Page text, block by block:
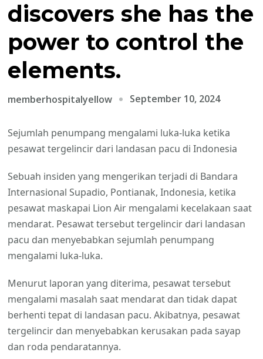
discovers she has the
power to control the
elements.
memberhospitalyellow September 10, 2024
Sejumlah penumpang mengalami luka-luka ketika
pesawat tergelincir dari landasan pacu di Indonesia
Sebuah insiden yang mengerikan terjadi di Bandara
Internasional Supadio, Pontianak, Indonesia, ketika
pesawat maskapai Lion Air mengalami kecelakaan saat
mendarat. Pesawat tersebut tergelincir dari landasan
pacu dan menyebabkan sejumlah penumpang
mengalami luka-luka.
Menurut laporan yang diterima, pesawat tersebut
mengalami masalah saat mendarat dan tidak dapat
berhenti tepat di landasan pacu. Akibatnya, pesawat
tergelincir dan menyebabkan kerusakan pada sayap
dan roda pendaratannya.